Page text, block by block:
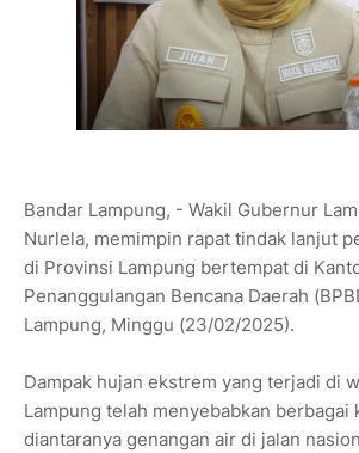
Bandar Lampung, - Wakil Gubernur
Nurlela, memimpin rapat tindak lanjut
di Provinsi Lampung bertempat di
Penanggulangan Bencana Daerah
Lampung, Minggu (23/02/2025).
Dampak hujan ekstrem yang terjadi di
Lampung telah menyebabkan berbagai
diantaranya genangan air di jalan